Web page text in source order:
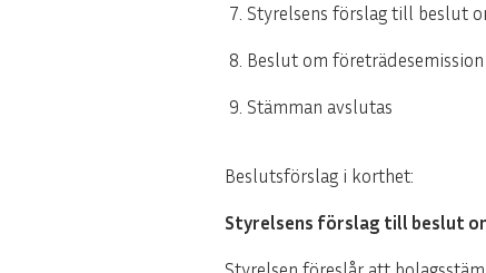
Styrelsens förslag till beslut
Beslut om
Stämman avslutas
Beslutsförslag i korthet:
Styrelsens förslag till beslut